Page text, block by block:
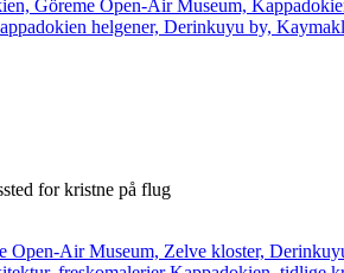
for kristne på flug